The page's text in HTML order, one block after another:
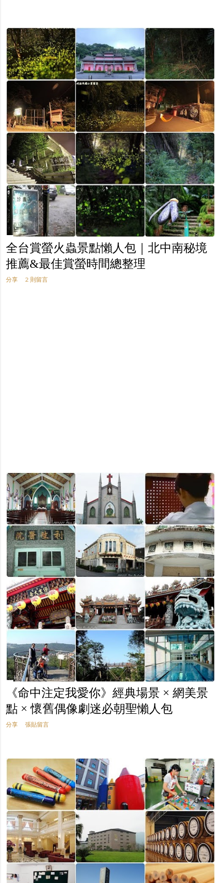
全台賞螢火蟲景點懶人包｜北中南秘境
推薦&最佳賞螢時間總整理
分享 2 則留言
《命中注定我愛你》經典場景 × 網美景
點 × 懷舊偶像劇迷必朝聖懶人包
分享 張貼留言